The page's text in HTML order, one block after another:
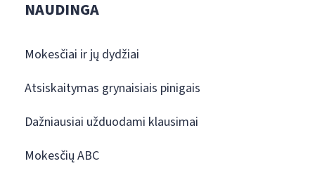
NAUDINGA
Mokesčiai ir jų dydžiai
Atsiskaitymas grynaisiais pinigais
Dažniausiai užduodami klausimai
Mokesčių ABC